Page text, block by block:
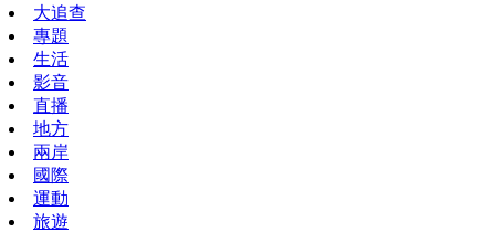
大追查
專題
生活
影音
直播
地方
兩岸
國際
運動
旅遊